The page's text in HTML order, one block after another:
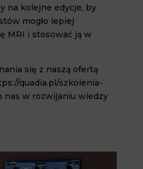
na kolejne edycje, by
mogło lepiej
MRI i stosować ją w
się z naszą ofertą
quadia.pl/szkolenia-
nas w rozwijaniu wiedzy